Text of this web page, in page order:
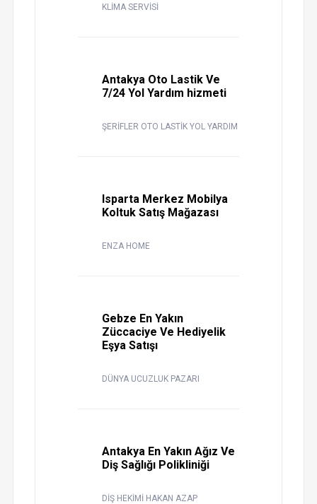
KLİMA SERVİSİ
Antakya Oto Lastik Ve
7/24 Yol Yardım hizmeti
ŞERİFLER OTO LASTİK YOL YARDIM
Isparta Merkez Mobilya
Koltuk Satış Mağazası
ENZA HOME
Gebze En Yakın
Züccaciye Ve Hediyelik
Eşya Satışı
DÜNYA UCUZLUK PAZARI
Antakya En Yakın Ağız Ve
Diş Sağlığı Polikliniği
DİŞ HEKİMİ HAKAN AZAP